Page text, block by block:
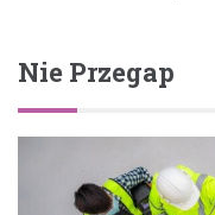
Nie Przegap